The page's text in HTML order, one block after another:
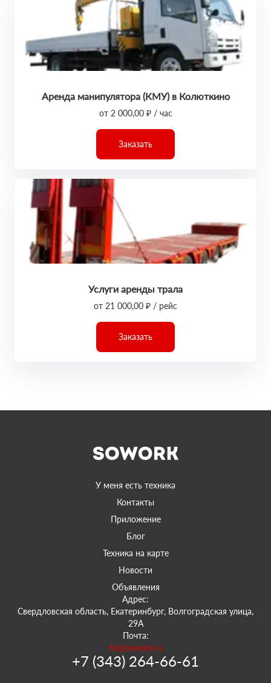
Аренда манипулятора (КМУ) в Колюткино
от 2 000,00 ₽ / час
Заказать
Услуги аренды трала
от 21 000,00 ₽ / рейс
Заказать
У меня есть техника
Контакты
Приложение
Блог
Техника на карте
Новости
Объявления
Адрес:
Свердловская область, Екатеринбург, Волгоградская улица,
29А
Почта:
66@sowork.ru
+7 (343) 264-66-61